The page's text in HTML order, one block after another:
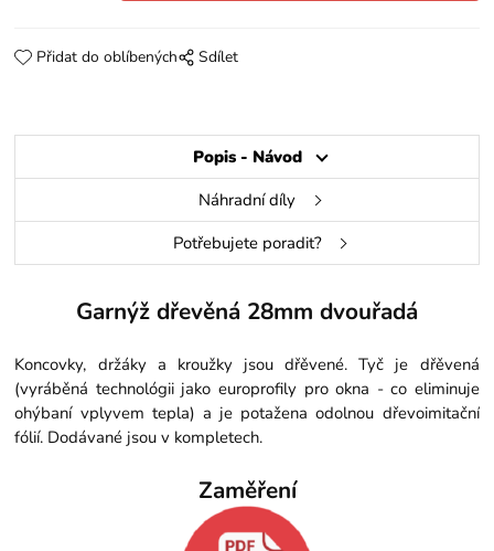
Přidat do oblíbených Sdílet
Popis - Návod
Náhradní díly
Potřebujete poradit?
Garnýž dřevěná 28mm dvouřadá
Koncovky, držáky a kroužky jsou dřěvené. Tyč je dřěvená
(vyráběná technológii jako europrofily pro okna - co eliminuje
ohýbaní vplyvem tepla) a je potažena odolnou dřevoimitační
fólií. Dodávané jsou v kompletech.
Zaměření